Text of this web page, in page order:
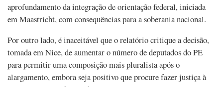
aprofundamento da integração de orientação federal, iniciada
em Maastricht, com consequências para a soberania nacional.
Por outro lado, é inaceitável que o relatório critique a decisão,
tomada em Nice, de aumentar o número de deputados do PE
para permitir uma composição mais pluralista após o
alargamento, embora seja positivo que procure fazer justiça à